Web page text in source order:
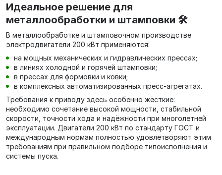
Идеальное решение для
металлообработки и штамповки 🛠️
В металлообработке и штамповочном производстве
электродвигатели 200 кВт применяются:
на мощных механических и гидравлических прессах;
в линиях холодной и горячей штамповки;
в прессах для формовки и ковки;
в комплексных автоматизированных пресс‑агрегатах.
Требования к приводу здесь особенно жёсткие:
необходимо сочетание высокой мощности, стабильной
скорости, точности хода и надёжности при многолетней
эксплуатации. Двигатели 200 кВт по стандарту ГОСТ и
международным нормам полностью удовлетворяют этим
требованиям при правильном подборе типоисполнения и
системы пуска.